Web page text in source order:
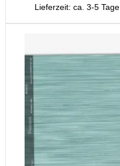
Lieferzeit: ca. 3-5 Tage